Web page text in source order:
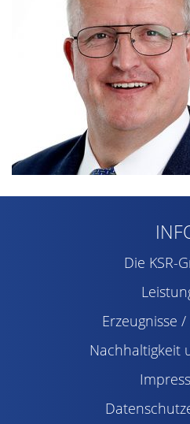
Die KSR-
Erzeugnisse
Nachhaltigkeit